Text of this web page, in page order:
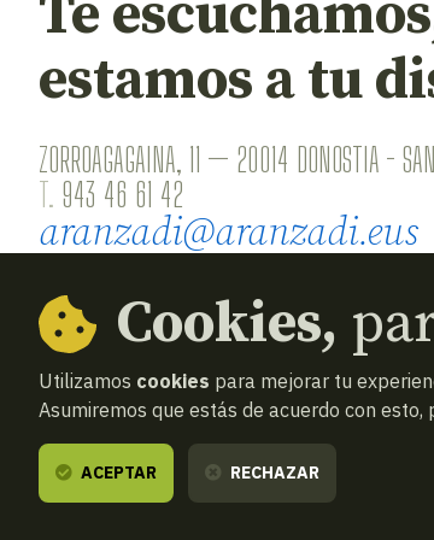
Te
estamos a tu
ZORROAGAGAINA, 11 — 20014 DONOSTIA -
T. 943 46 61 42
aranzadi@aranzadi.eus
Aranzadi — Zientzia elkartea
Cookies,
Utilizamos cookies para mejorar tu
Asumiremos que estás de acuerdo con
ACEPTAR RECHAZAR